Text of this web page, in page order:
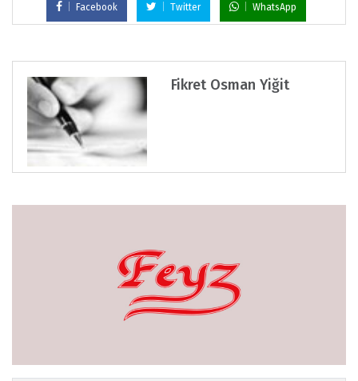
Facebook Twitter WhatsApp
Fikret Osman Yiğit